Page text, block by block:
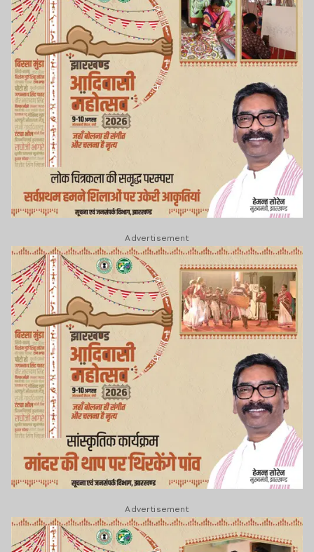
Advertisement
Advertisement